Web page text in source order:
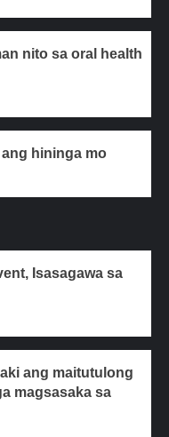
nito sa oral health
hininga mo
Isasagawa sa
ang maitutulong
magsasaka sa